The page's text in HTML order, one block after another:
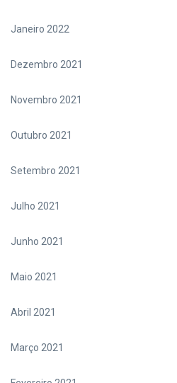
Janeiro 2022
Dezembro 2021
Novembro 2021
Outubro 2021
Setembro 2021
Julho 2021
Junho 2021
Maio 2021
Abril 2021
Março 2021